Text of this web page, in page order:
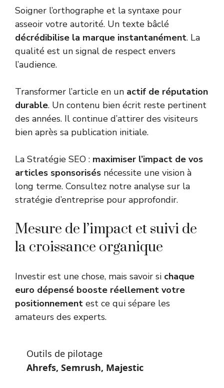
Soigner l’orthographe et la syntaxe pour
asseoir votre autorité. Un texte bâclé
décrédibilise la marque instantanément. La
qualité est un signal de respect envers
l’audience.
Transformer l’article en un actif de réputation
durable. Un contenu bien écrit reste pertinent
des années. Il continue d’attirer des visiteurs
bien après sa publication initiale.
La Stratégie SEO : maximiser l’impact de vos
articles sponsorisés nécessite une vision à
long terme. Consultez notre analyse sur la
stratégie d’entreprise pour approfondir.
Mesure de l’impact et suivi de
la croissance organique
Investir est une chose, mais savoir si chaque
euro dépensé booste réellement votre
positionnement est ce qui sépare les
amateurs des experts.
Outils de pilotage
Ahrefs, Semrush, Majestic